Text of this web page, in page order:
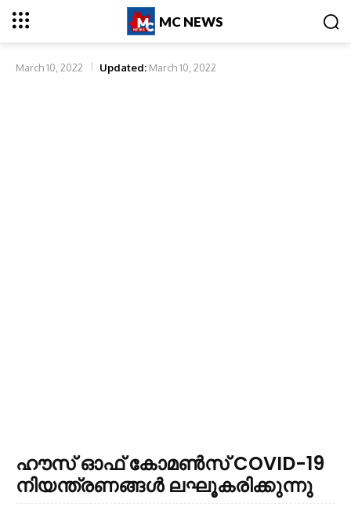
MC NEWS
March 10, 2022 Updated: March 10, 2022
ഹൗസ് ഓഫ് കോമൺസ് COVID-19
നിയന്ത്രണങ്ങൾ ലഘൂകരിക്കുന്നു